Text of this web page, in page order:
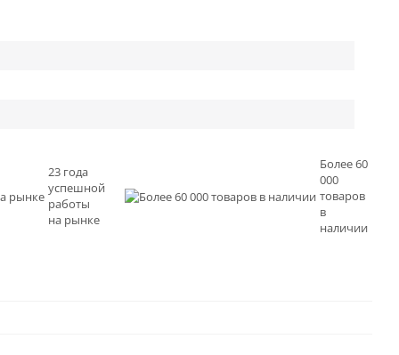
23 года
успешной
работы
на рынке
Более 60
000
товаров
в
наличии